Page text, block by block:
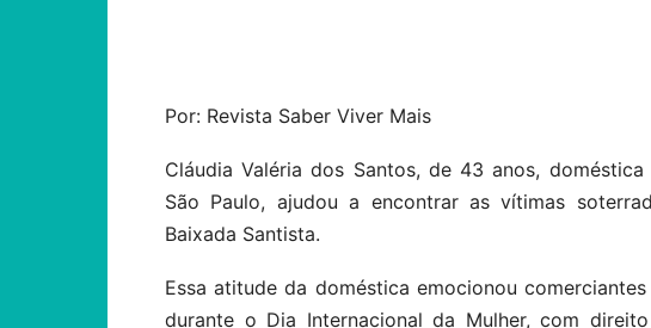
Por: Revista Saber Viver Mais
Cláudia Valéria dos Santos, de 43 anos,
São Paulo, ajudou a encontrar as vítimas
Baixada Santista.
Essa atitude da doméstica emocionou
durante o Dia Internacional da Mulher, com